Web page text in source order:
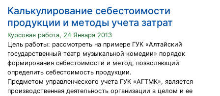
Калькулирование себестоимости
продукции и методы учета затрат
Курсовая работа, 24 Января 2013
Цель работы: рассмотреть на примере ГУК «Алтайский
государственный театр музыкальной комедии» порядок
формирования себестоимости и метод, позволяющий
определить себестоимость продукции.
Предметом управленческого учета ГУК «АГТМК», является
производственная деятельность организации в целом и ее